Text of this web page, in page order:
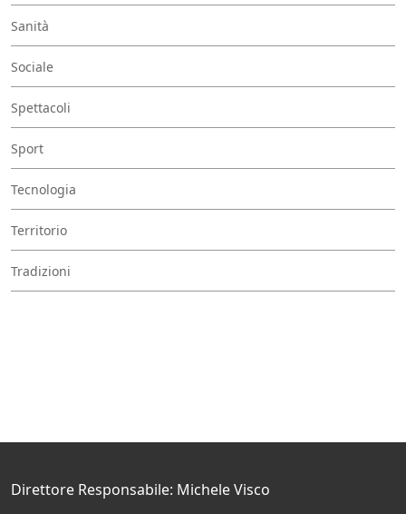
Sanità
Sociale
Spettacoli
Sport
Tecnologia
Territorio
Tradizioni
Direttore Responsabile: Michele Visco